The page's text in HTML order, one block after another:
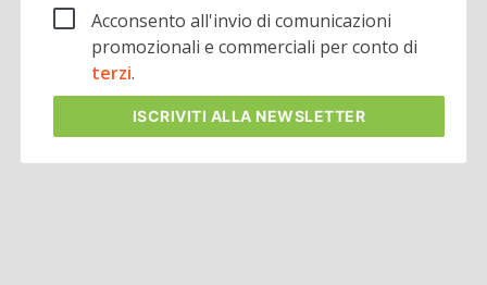
Acconsento all'invio di comunicazioni
promozionali e commerciali per conto di
terzi.
ISCRIVITI ALLA NEWSLETTER